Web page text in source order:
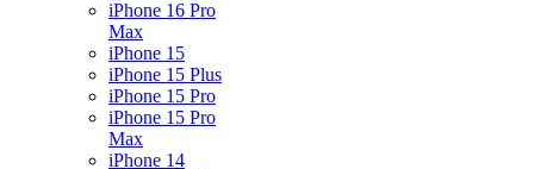
iPhone 16 Pro
Max
iPhone 15
iPhone 15 Plus
iPhone 15 Pro
iPhone 15 Pro
Max
iPhone 14